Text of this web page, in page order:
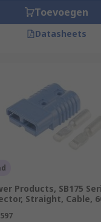
Toevoegen
Datasheets
Products, SB175
Straight, Cable,